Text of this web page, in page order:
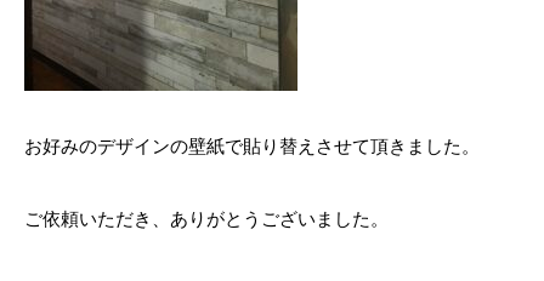
お好みのデザインの壁紙で貼り替えさせて頂きました。
ご依頼いただき、ありがとうございました。